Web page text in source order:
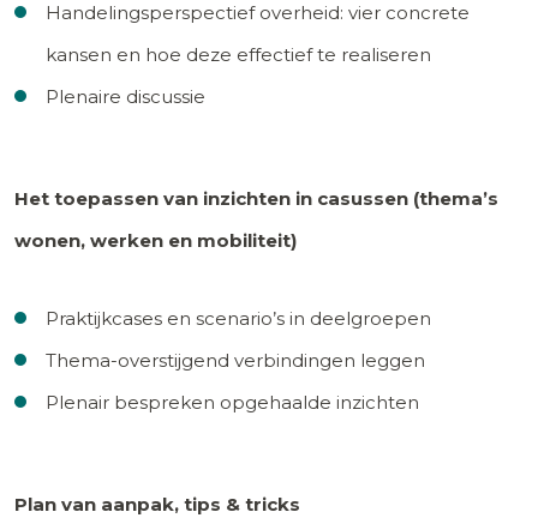
Handelingsperspectief overheid: vier concrete
kansen en hoe deze effectief te realiseren
Plenaire discussie
Het toepassen van inzichten in casussen (thema’s
wonen, werken en mobiliteit)
Praktijkcases en scenario’s in deelgroepen
Thema-overstijgend verbindingen leggen
Plenair bespreken opgehaalde inzichten
Plan van aanpak, tips & tricks